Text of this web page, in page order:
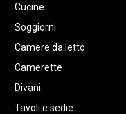
Cucine
Soggiorni
Camere da letto
Camerette
Divani
Tavoli e sedie